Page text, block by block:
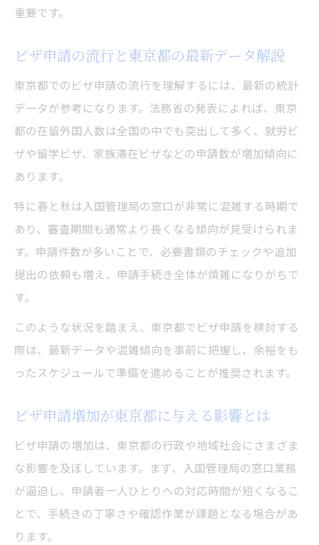
ビザ申請流行時でも東京都で失敗しないコ
東京都でのビザ申請で重要な準備とは何か
東京都でのビザ申請進捗管理のポイント解
説
東京都のビザ申請で進捗を見落とさない方
法
ビザ申請流行時も審査遅延を防ぐ管理術
東京都でビザ申請する際の注意点を整理
ビザ申請流行時に東京都で気をつけたい点
東京都におけるビザ申請で陥りやすい落と
し穴
ビザ申請の流行に伴う東京都特有の注意事
重要です。
ビザ申請の流行と東京都の最新データ解説
東京都でのビザ申請の流行を理解するには、最新の統計
データが参考になります。法務省の発表によれば、東京
都の在留外国人数は全国の中でも突出して多く、就労ビ
ザや留学ビザ、家族滞在ビザなどの申請数が増加傾向に
あります。
特に春と秋は入国管理局の窓口が非常に混雑する時期で
あり、審査期間も通常より長くなる傾向が見受けられま
す。申請件数が多いことで、必要書類のチェックや追加
提出の依頼も増え、申請手続き全体が煩雑になりがちで
す。
このような状況を踏まえ、東京都でビザ申請を検討する
際は、最新データや混雑傾向を事前に把握し、余裕をも
ったスケジュールで準備を進めることが推奨されます。
ビザ申請増加が東京都に与える影響とは
ビザ申請の増加は、東京都の行政や地域社会にさまざま
な影響を及ぼしています。まず、入国管理局の窓口業務
が逼迫し、申請者一人ひとりへの対応時間が短くなるこ
とで、手続きの丁寧さや確認作業が課題となる場合があ
ります。